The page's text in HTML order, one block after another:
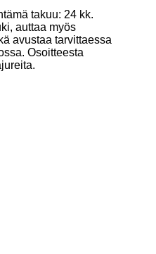
takuu: 24 kk.
auttaa myös
avustaa tarvittaessa
Osoitteesta